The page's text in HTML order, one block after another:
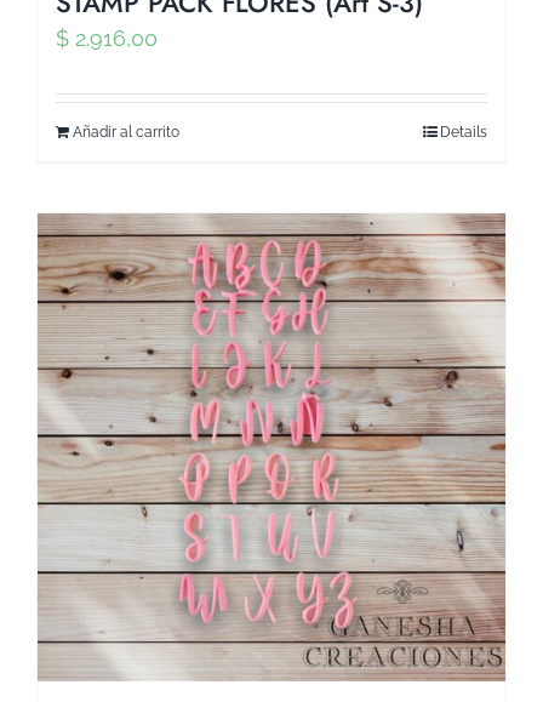
$ 2.916,00
Añadir al carrito Details